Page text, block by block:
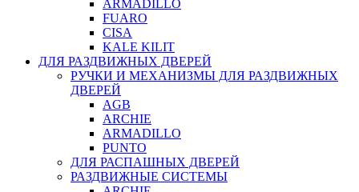
ARMADILLO
FUARO
CISA
KALE KILIT
ДЛЯ РАЗДВИЖНЫХ ДВЕРЕЙ
РУЧКИ И МЕХАНИЗМЫ ДЛЯ РАЗДВИЖНЫХ
ДВЕРЕЙ
AGB
ARCHIE
ARMADILLO
PUNTO
ДЛЯ РАСПАШНЫХ ДВЕРЕЙ
РАЗДВИЖНЫЕ СИСТЕМЫ